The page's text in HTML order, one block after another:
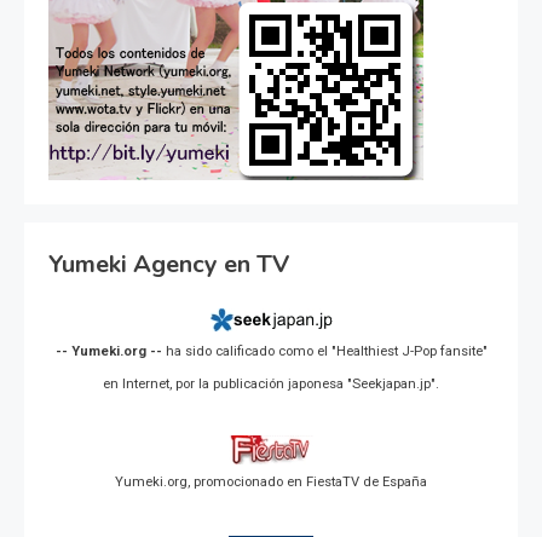
Yumeki Agency en TV
-- Yumeki.org -- ha sido calificado como el "Healthiest J-Pop fansite"
en Internet, por la publicación japonesa "Seekjapan.jp".
Yumeki.org, promocionado en FiestaTV de España